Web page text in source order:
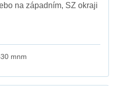
na západním, SZ okraji
mnm